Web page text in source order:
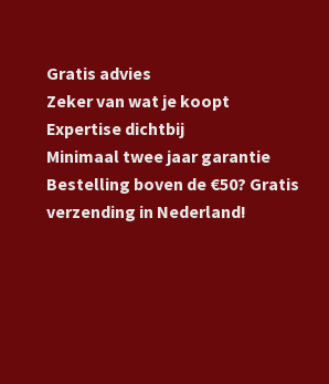
Gratis advies
Zeker van wat je koopt
Expertise dichtbij
Minimaal twee jaar garantie
Bestelling boven de €50? Gratis
verzending in Nederland!